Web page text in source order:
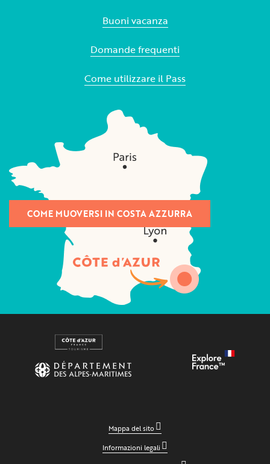
Buoni vacanza
Domande frequenti
Come utilizzare il Pass
COME MUOVERSI IN COSTA AZZURRA
Mappa del sito
Informazioni legali